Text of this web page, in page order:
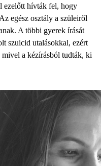
ezelőtt hívták fel, hogy
egész osztály a szüleiről
A többi gyerek írását
szuicid utalásokkal, ezért
a kézírásból tudták, ki